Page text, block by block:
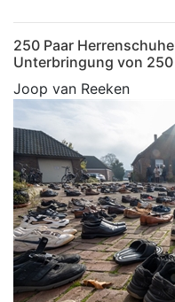
250 Paar
Unterbringung von
Joop van Reeken